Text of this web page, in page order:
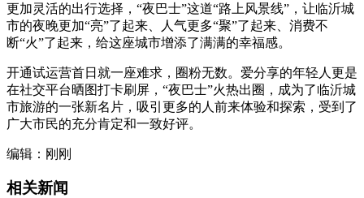
更加灵活的出行选择，“夜巴士”这道“路上风景线”，让临沂城
市的夜晚更加“亮”了起来、人气更多“聚”了起来、消费不
断“火”了起来，给这座城市增添了满满的幸福感。
开通试运营首日就一座难求，圈粉无数。爱分享的年轻人更是
在社交平台晒图打卡刷屏，“夜巴士”火热出圈，成为了临沂城
市旅游的一张新名片，吸引更多的人前来体验和探索，受到了
广大市民的充分肯定和一致好评。
编辑：刚刚
相关新闻